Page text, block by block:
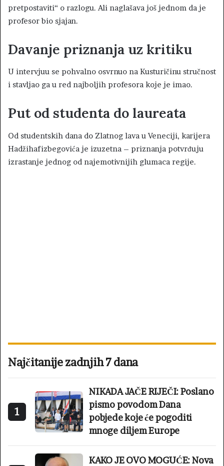
pretpostaviti“ o razlogu. Ali naglašava još jednom da je
profesor bio sjajan.
Davanje priznanja uz kritiku
U intervjuu se pohvalno osvrnuo na Kusturičinu stručnost
i stavljao ga u red najboljih profesora koje je imao.
Put od studenta do laureata
Od studentskih dana do Zlatnog lava u Veneciji, karijera
Hadžihafizbegovića je izuzetna – priznanja potvrđuju
izrastanje jednog od najemotivnijih glumaca regije.
Najčitanije zadnjih 7 dana
1
NIKADA JAČE RIJEČI: Poslano
pismo povodom Dana
pobjede koje će pogoditi
mnoge diljem Europe
KAKO JE OVO MOGUĆE: Nova